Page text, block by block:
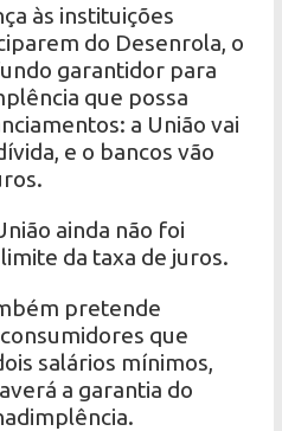
às instituições
do Desenrola, o
garantidor para
que possa
a União vai
e o bancos vão
ainda não foi
da taxa de juros.
pretende
que
salários mínimos,
a garantia do